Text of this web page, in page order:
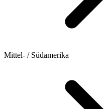
Mittel- / Südamerika